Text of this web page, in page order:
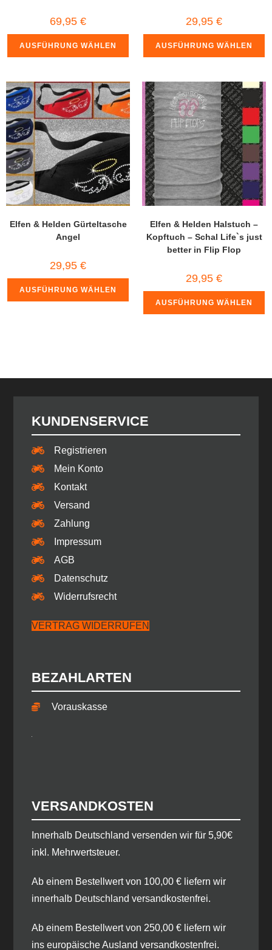
69,95 €
AUSFÜHRUNG WÄHLEN
29,95 €
AUSFÜHRUNG WÄHLEN
Elfen & Helden Gürteltasche
Angel
29,95 €
AUSFÜHRUNG WÄHLEN
Elfen & Helden Halstuch –
Kopftuch – Schal Life`s just
better in Flip Flop
29,95 €
AUSFÜHRUNG WÄHLEN
KUNDENSERVICE
Registrieren
Mein Konto
Kontakt
Versand
Zahlung
Impressum
AGB
Datenschutz
Widerrufsrecht
VERTRAG WIDERRUFEN
BEZAHLARTEN
Vorauskasse
VERSANDKOSTEN
​Innerhalb Deutschland versenden wir für 5,90€
inkl. Mehrwertsteuer.
Ab einem Bestellwert von 100,00 € liefern wir
innerhalb Deutschland versandkostenfrei.
Ab einem Bestellwert von 250,00 € liefern wir
ins europäische Ausland versandkostenfrei.